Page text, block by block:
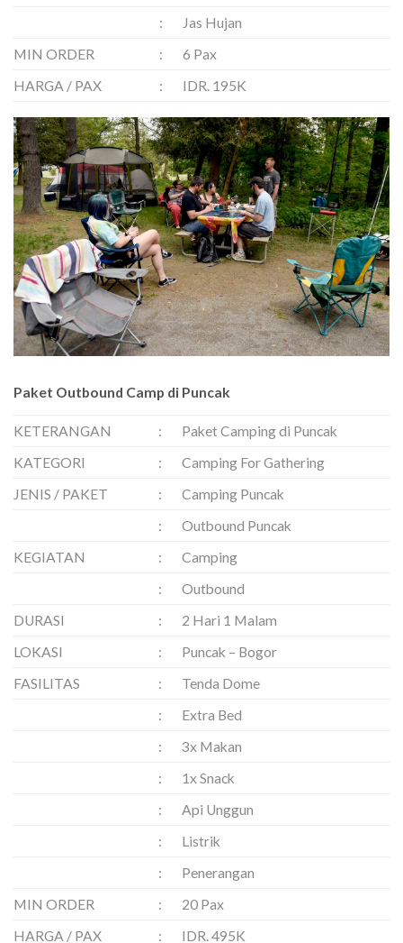
:
Jas Hujan
MIN ORDER
:
6 Pax
HARGA / PAX
: IDR. 195K
Paket Outbound Camp di Puncak
KETERANGAN :
Paket Camping di Puncak
KATEGORI
:
Camping For Gathering
JENIS / PAKET
:
Camping Puncak
:
Outbound Puncak
KEGIATAN
:
Camping
:
Outbound
DURASI
:
2 Hari 1 Malam
LOKASI
:
Puncak – Bogor
FASILITAS
:
Tenda Dome
:
Extra Bed
:
3x Makan
:
1x Snack
:
Api Unggun
:
Listrik
:
Penerangan
MIN ORDER
:
20 Pax
HARGA / PAX
: IDR. 495K